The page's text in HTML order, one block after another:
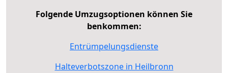
Folgende Umzugsoptionen können Sie
benkommen:
Entrümpelungsdienste
Halteverbotszone in Heilbronn